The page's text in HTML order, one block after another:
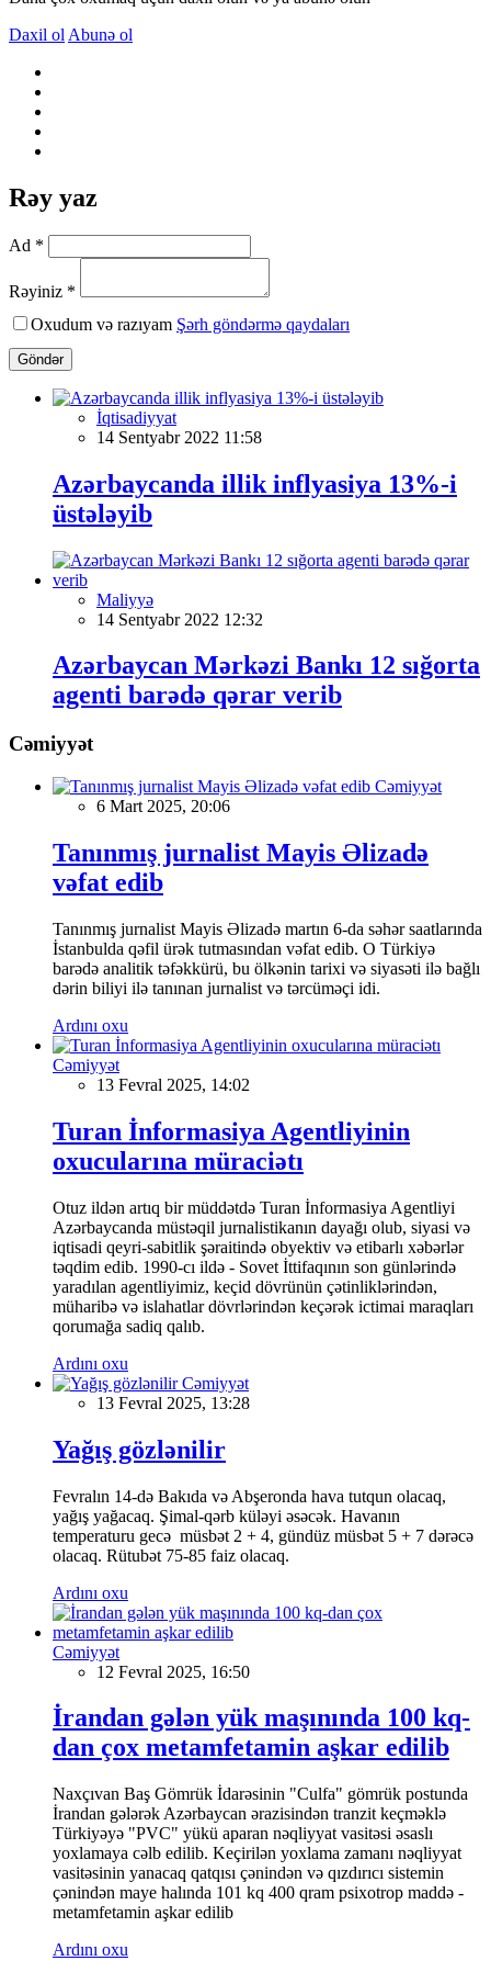
Daxil ol Abunə ol
Rəy yaz
Ad *
Rəyiniz *
Oxudum və razıyam Şərh göndərmə qaydaları
Göndər
İqtisadiyyat
14 Sentyabr 2022 11:58
Azərbaycanda illik inflyasiya 13%-i
üstələyib
Maliyyə
14 Sentyabr 2022 12:32
Azərbaycan Mərkəzi Bankı 12 sığorta
agenti barədə qərar verib
Cəmiyyət
Cəmiyyət
6 Mart 2025, 20:06
Tanınmış jurnalist Mayis Əlizadə
vəfat edib
Tanınmış jurnalist Mayis Əlizadə martın 6-da səhər saatlarında
İstanbulda qəfil ürək tutmasından vəfat edib. O Türkiyə
barədə analitik təfəkkürü, bu ölkənin tarixi və siyasəti ilə bağlı
dərin biliyi ilə tanınan jurnalist və tərcüməçi idi.
Ardını oxu
Cəmiyyət
13 Fevral 2025, 14:02
Turan İnformasiya Agentliyinin
oxucularına müraciətı
Otuz ildən artıq bir müddətdə Turan İnformasiya Agentliyi
Azərbaycanda müstəqil jurnalistikanın dayağı olub, siyasi və
iqtisadi qeyri-sabitlik şəraitində obyektiv və etibarlı xəbərlər
təqdim edib. 1990-cı ildə - Sovet İttifaqının son günlərində
yaradılan agentliyimiz, keçid dövrünün çətinliklərindən,
müharibə və islahatlar dövrlərindən keçərək ictimai maraqları
qorumağa sadiq qalıb.
Ardını oxu
Cəmiyyət
13 Fevral 2025, 13:28
Yağış gözlənilir
Fevralın 14-də Bakıda və Abşeronda hava tutqun olacaq,
yağış yağacaq. Şimal-qərb küləyi əsəcək. Havanın
temperaturu gecə müsbət 2 + 4, gündüz müsbət 5 + 7 dərəcə
olacaq. Rütubət 75-85 faiz olacaq.
Ardını oxu
Cəmiyyət
12 Fevral 2025, 16:50
İrandan gələn yük maşınında 100 kq-
dan çox metamfetamin aşkar edilib
Naxçıvan Baş Gömrük İdarəsinin "Culfa" gömrük postunda
İrandan gələrək Azərbaycan ərazisindən tranzit keçməklə
Türkiyəyə "PVC" yükü aparan nəqliyyat vasitəsi əsaslı
yoxlamaya cəlb edilib. Keçirilən yoxlama zamanı nəqliyyat
vasitəsinin yanacaq qatqısı çənindən və qızdırıcı sistemin
çənindən maye halında 101 kq 400 qram psixotrop maddə -
metamfetamin aşkar edilib
Ardını oxu